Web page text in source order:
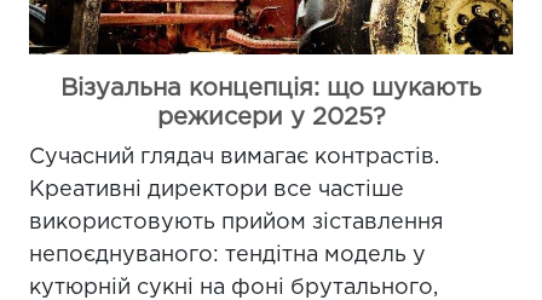
Візуальна концепція: що шукають
режисери у 2025?
Сучасний глядач вимагає контрастів.
Креативні директори все частіше
використовують прийом зіставлення
непоєднуваного: тендітна модель у
кутюрній сукні на фоні брутального,